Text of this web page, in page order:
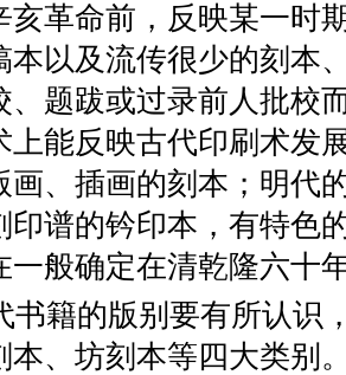
亥革命前，反映某一时
本以及流传很少的刻本
、题跋或过录前人批校
上能反映古代印刷术发
画、插画的刻本；明代
印谱的钤印本，有特色
一般确定在清乾隆六十
书籍的版别要有所认识
本、坊刻本等四大类别